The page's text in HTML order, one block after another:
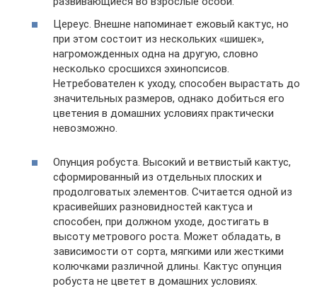
Цереус. Внешне напоминает ежовый кактус, но
при этом состоит из нескольких «шишек»,
нагроможденных одна на другую, словно
несколько сросшихся эхинопсисов.
Нетребователен к уходу, способен вырастать до
значительных размеров, однако добиться его
цветения в домашних условиях практически
невозможно.
Опунция робуста. Высокий и ветвистый кактус,
сформированный из отдельных плоских и
продолговатых элементов. Считается одной из
красивейших разновидностей кактуса и
способен, при должном уходе, достигать в
высоту метрового роста. Может обладать, в
зависимости от сорта, мягкими или жесткими
колючками различной длины. Кактус опунция
робуста не цветет в домашних условиях.